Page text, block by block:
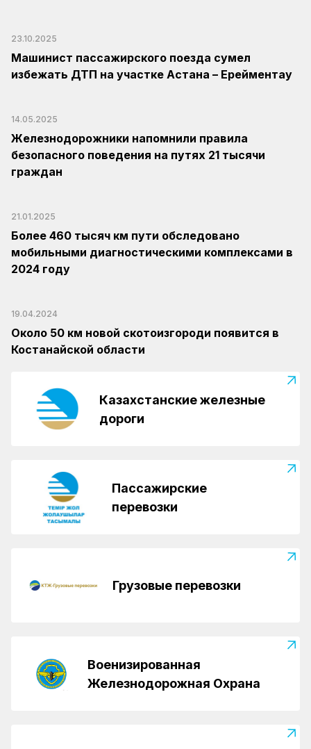
23.10.2025
Машинист пассажирского поезда сумел
избежать ДТП на участке Астана – Ерейментау
14.05.2025
Железнодорожники напомнили правила
безопасного поведения на путях 21 тысячи
граждан
21.01.2025
Более 460 тысяч км пути обследовано
мобильными диагностическими комплексами в
2024 году
19.04.2024
Около 50 км новой скотоизгороди появится в
Костанайской области
Казахстанские железные
дороги
Пассажирские
перевозки
Грузовые перевозки
Военизированная
Железнодорожная Охрана